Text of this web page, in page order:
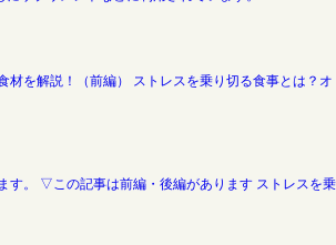
を解説！（前編） ストレスを乗り切る食事とは？オ
す。 ▽この記事は前編・後編があります ストレスを乗